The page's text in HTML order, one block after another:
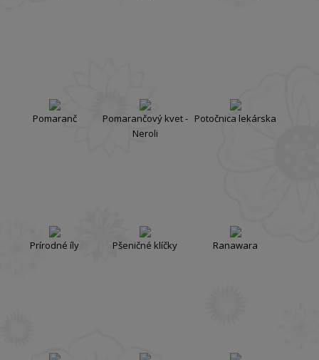
Pomaranč
Pomarančový kvet -
Neroli
Potočnica lekárska
Prírodné íly Pšeničné klíčky Ranawara